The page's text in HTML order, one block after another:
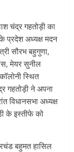
चंद्र गहतोड़ी का
प्रदेश अध्यक्ष मदन
सौरभ बहुगुणा,
मेयर सुनील
स्थित
गहतोड़ी ने अपना
विधानसभा अध्यक्ष
के इस्तीफे को
बहुमत हासिल